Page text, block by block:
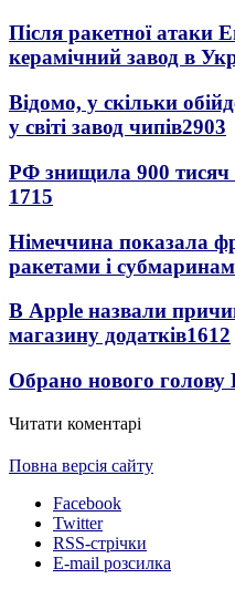
Після ракетної атаки
керамічний завод в
Відомо, у скільки
у світі завод чипів2903
РФ знищила 900 тисяч
1715
Німеччина показала
ракетами і
В Apple назвали
магазину додатків1612
Обрано нового
Читати коментарі
Повна версія сайту
Facebook
Twitter
RSS-стрічки
E-mail розсилка